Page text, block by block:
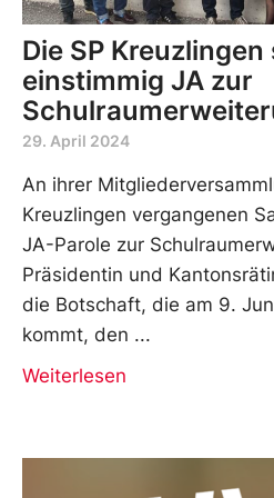
Die SP Kreuzlingen
einstimmig JA zur
29. April 2024
An ihrer
Kreuzlingen vergangenen
JA-Parole zur
Präsidentin und
die Botschaft, die am 9.
kommt, den
Weiterlesen